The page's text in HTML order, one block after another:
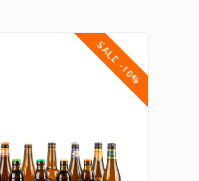
SALE -10%